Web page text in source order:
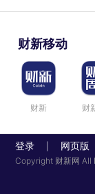
财新移动
财新 财
登录 网页版
Copyright 财新网 All